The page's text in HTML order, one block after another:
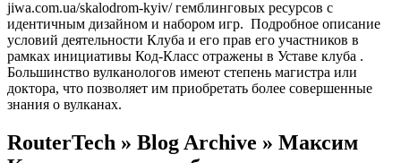
jiwa.com.ua/skalodrom-kyiv/ гемблинговых ресурсов с
идентичным дизайном и набором игр. ​ Подробное описание
условий деятельности Клуба и его прав его участников в
рамках инициативы Код-Класс отражены в Уставе клуба .
Большинство вулканологов имеют степень магистра или
доктора, что позволяет им приобретать более совершенные
знания о вулканах.
RouterTech » Blog Archive » Максим